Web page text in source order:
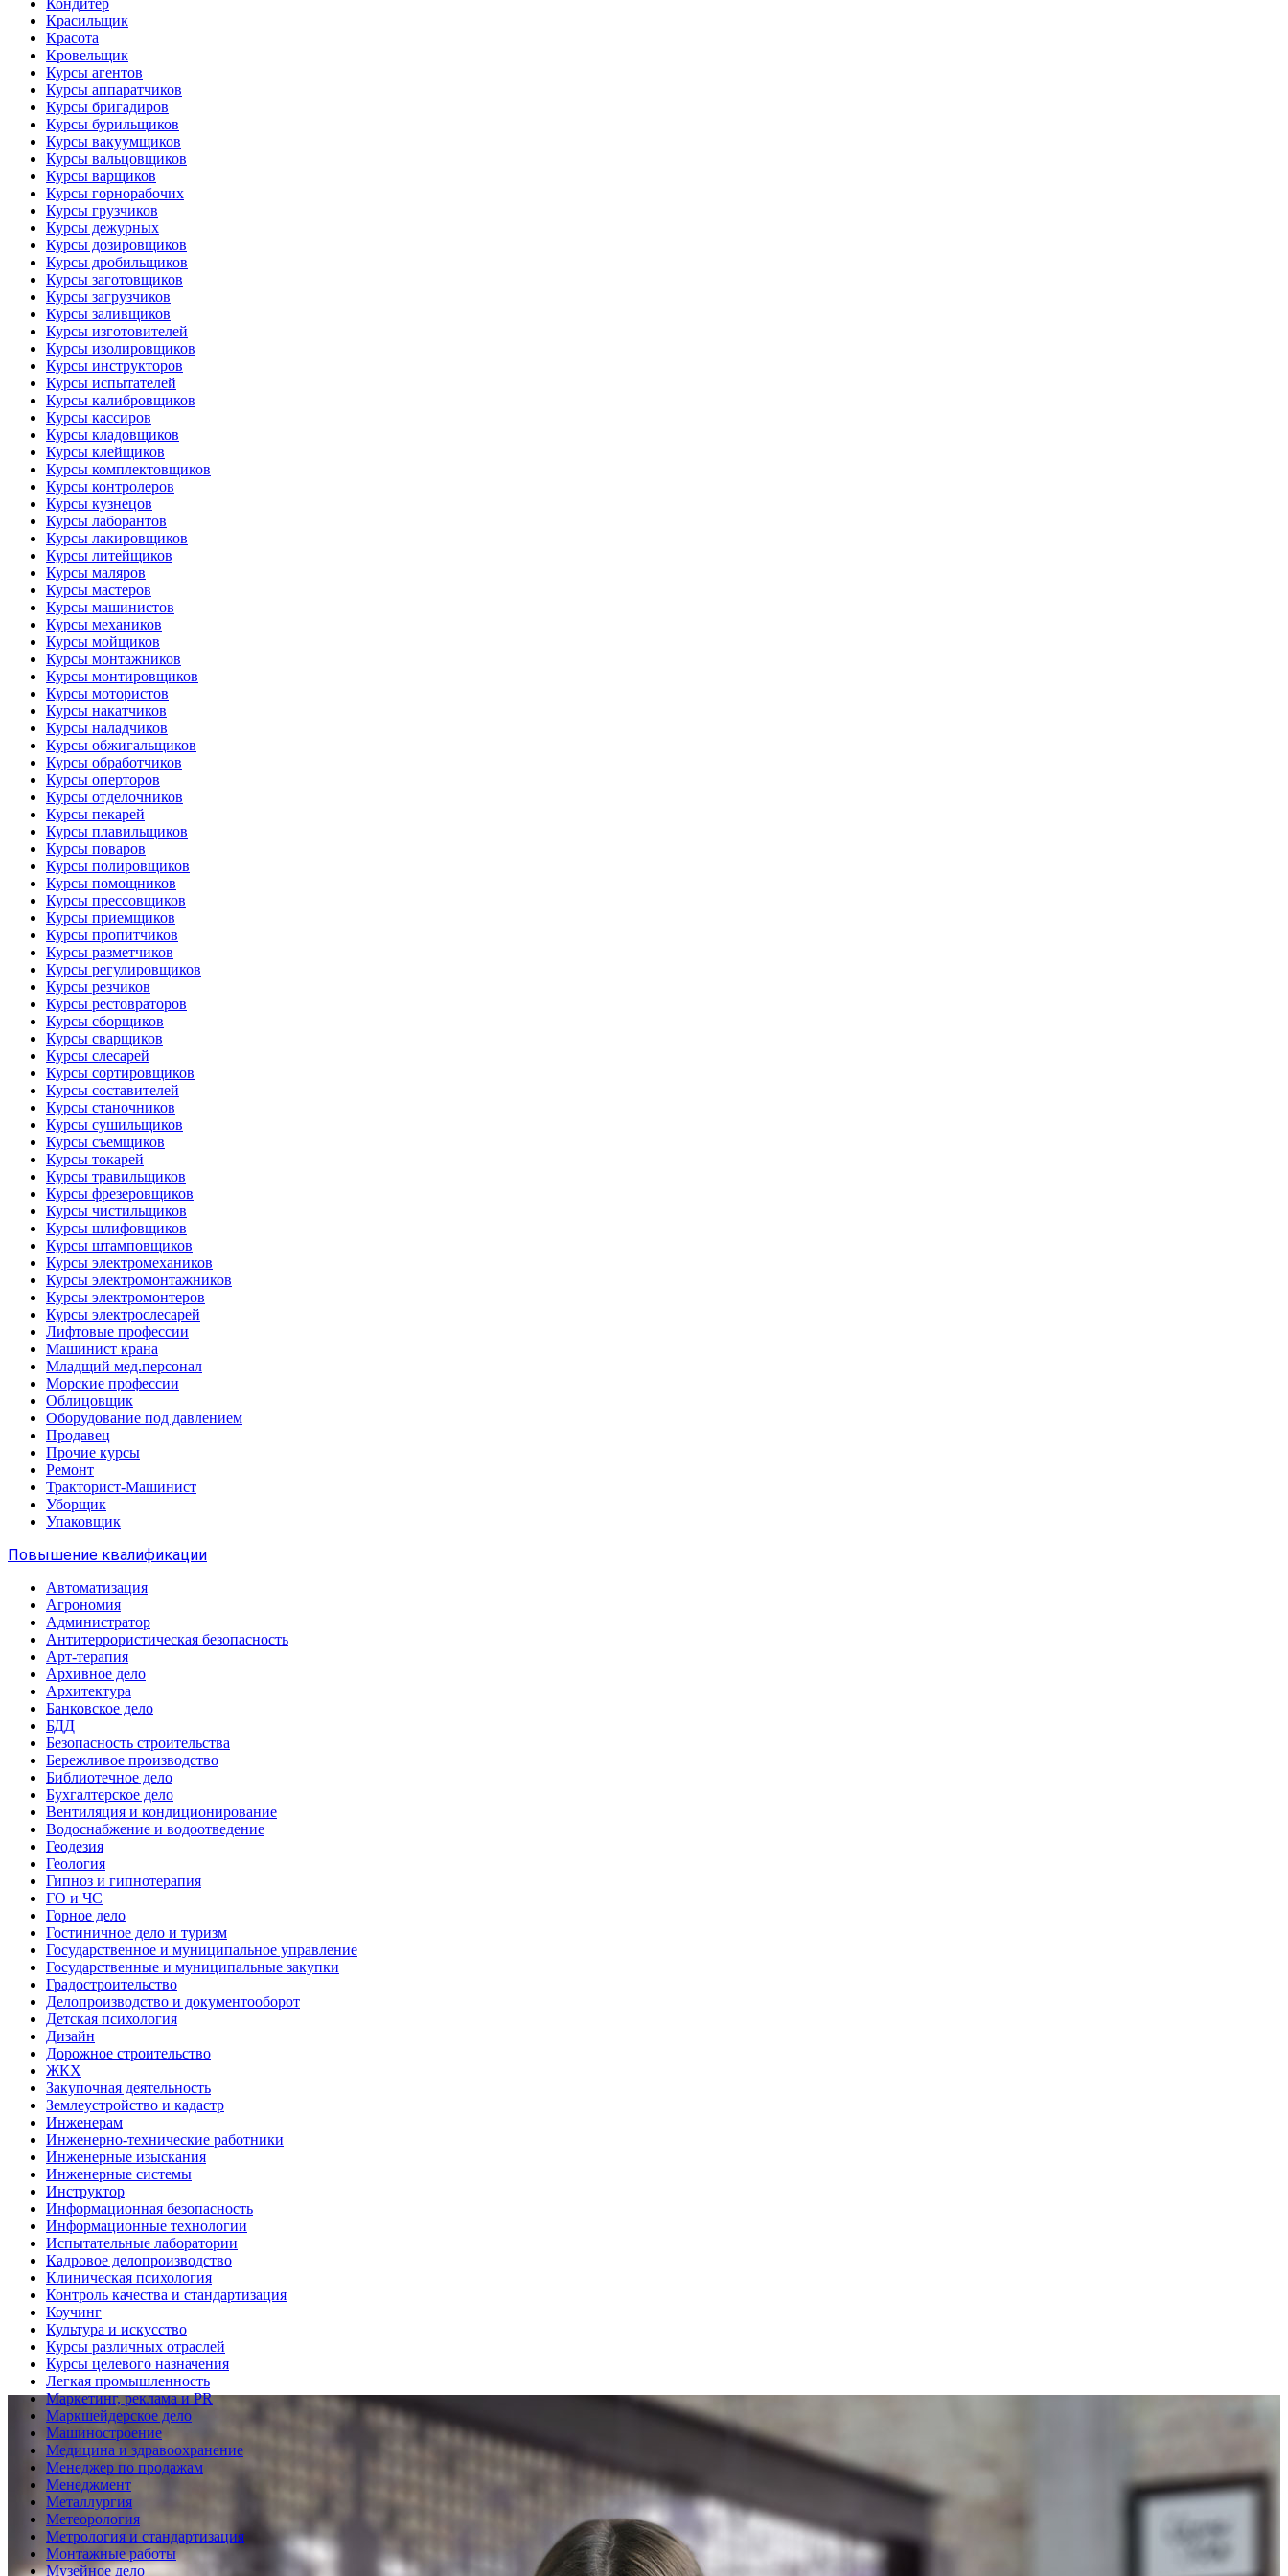
Кондитер
Красильщик
Красота
Кровельщик
Курсы агентов
Курсы аппаратчиков
Курсы бригадиров
Курсы бурильщиков
Курсы вакуумщиков
Курсы вальцовщиков
Курсы варщиков
Курсы горнорабочих
Курсы грузчиков
Курсы дежурных
Курсы дозировщиков
Курсы дробильщиков
Курсы заготовщиков
Курсы загрузчиков
Курсы заливщиков
Курсы изготовителей
Курсы изолировщиков
Курсы инструкторов
Курсы испытателей
Курсы калибровщиков
Курсы кассиров
Курсы кладовщиков
Курсы клейщиков
Курсы комплектовщиков
Курсы контролеров
Курсы кузнецов
Курсы лаборантов
Курсы лакировщиков
Курсы литейщиков
Курсы маляров
Курсы мастеров
Курсы машинистов
Курсы механиков
Курсы мойщиков
Курсы монтажников
Курсы монтировщиков
Курсы мотористов
Курсы накатчиков
Курсы наладчиков
Курсы обжигальщиков
Курсы обработчиков
Курсы оперторов
Курсы отделочников
Курсы пекарей
Курсы плавильщиков
Курсы поваров
Курсы полировщиков
Курсы помощников
Курсы прессовщиков
Курсы приемщиков
Курсы пропитчиков
Курсы разметчиков
Курсы регулировщиков
Курсы резчиков
Курсы рестовраторов
Курсы сборщиков
Курсы сварщиков
Курсы слесарей
Курсы сортировщиков
Курсы составителей
Курсы станочников
Курсы сушильщиков
Курсы съемщиков
Курсы токарей
Курсы травильщиков
Курсы фрезеровщиков
Курсы чистильщиков
Курсы шлифовщиков
Курсы штамповщиков
Курсы электромехаников
Курсы электромонтажников
Курсы электромонтеров
Курсы электрослесарей
Лифтовые профессии
Машинист крана
Младщий мед.персонал
Морские профессии
Облицовщик
Оборудование под давлением
Продавец
Прочие курсы
Ремонт
Тракторист-Машинист
Уборщик
Упаковщик
Повышение квалификации
Автоматизация
Агрономия
Администратор
Антитеррористическая безопасность
Арт-терапия
Архивное дело
Архитектура
Банковское дело
БДД
Безопасность строительства
Бережливое производство
Библиотечное дело
Бухгалтерское дело
Вентиляция и кондиционирование
Водоснабжение и водоотведение
Геодезия
Геология
Гипноз и гипнотерапия
ГО и ЧС
Горное дело
Гостиничное дело и туризм
Государственное и муниципальное управление
Государственные и муниципальные закупки
Градостроительство
Делопроизводство и документооборот
Детская психология
Дизайн
Дорожное строительство
ЖКХ
Закупочная деятельность
Землеустройство и кадастр
Инженерам
Инженерно-технические работники
Инженерные изыскания
Инженерные системы
Инструктор
Информационная безопасность
Информационные технологии
Испытательные лаборатории
Кадровое делопроизводство
Клиническая психология
Контроль качества и стандартизация
Коучинг
Культура и искусство
Курсы различных отраслей
Курсы целевого назначения
Легкая промышленность
Маркетинг, реклама и PR
Маркшейдерское дело
Машиностроение
Медицина и здравоохранение
Менеджер по продажам
Менеджмент
Металлургия
Метеорология
Метрология и стандартизация
Монтажные работы
Музейное дело